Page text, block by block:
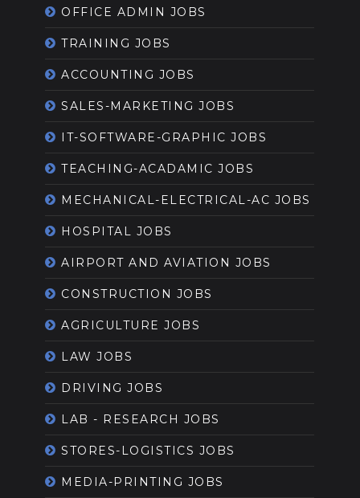
OFFICE ADMIN JOBS
TRAINING JOBS
ACCOUNTING JOBS
SALES-MARKETING JOBS
IT-SOFTWARE-GRAPHIC JOBS
TEACHING-ACADAMIC JOBS
MECHANICAL-ELECTRICAL-AC JOBS
HOSPITAL JOBS
AIRPORT AND AVIATION JOBS
CONSTRUCTION JOBS
AGRICULTURE JOBS
LAW JOBS
DRIVING JOBS
LAB - RESEARCH JOBS
STORES-LOGISTICS JOBS
MEDIA-PRINTING JOBS